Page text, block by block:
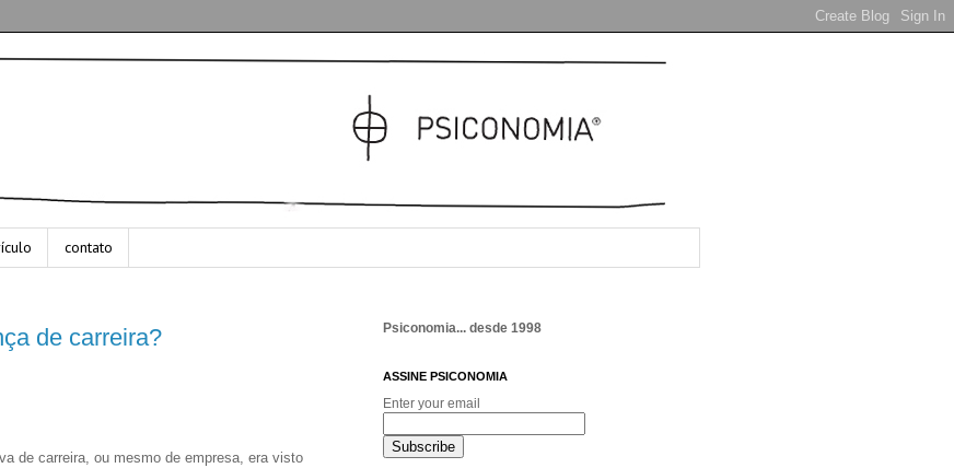
contato
de carreira?
de carreira, ou mesmo de empresa, era visto
Psiconomia... desde 1998
ASSINE PSICONOMIA
Enter your email